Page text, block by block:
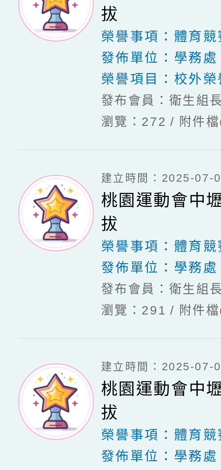
拔
榮譽事項： 體育競
發佈單位： 學務處
榮譽項目： 校外榮
發布會員：衛生組
瀏覽：272
附件檔
建立時間：2025-07-
桃園運動會中
拔
榮譽事項： 體育競
發佈單位： 學務處
發布會員：衛生組
瀏覽：291
附件檔
建立時間：2025-07-
桃園運動會中
拔
榮譽事項： 體育競
發佈單位： 學務處